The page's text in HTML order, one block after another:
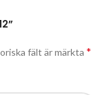
fält är märkta *